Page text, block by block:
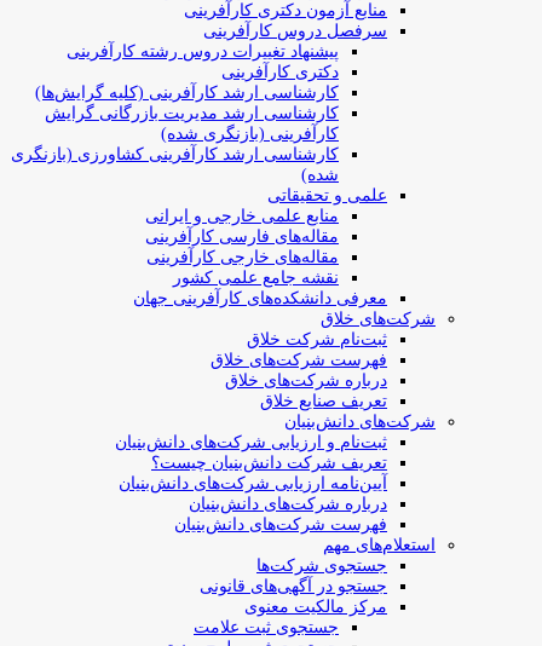
منابع آزمون دکتری کارآفرینی
سرفصل دروس کارآفرینی
پیشنهاد تغییرات دروس رشته کارآفرینی
دکتری کارآفرینی
کارشناسی ارشد کارآفرینی (کلیه گرایش‌ها)
کارشناسی ارشد مدیریت بازرگانی گرایش
کارآفرینی (بازنگری شده)
کارشناسی ارشد کارآفرینی کشاورزی (بازنگری
شده)
علمی و تحقیقاتی
منابع علمی خارجی و ایرانی
مقاله‌های فارسی کارآفرینی
مقاله‌های خارجی کارآفرینی
نقشه جامع علمی کشور
معرفی دانشکده‌های کارآفرینی جهان
شرکت‌های خلاق
ثبت‌نام شرکت خلاق
فهرست شرکت‌های خلاق
درباره شرکت‌های خلاق
تعریف صنایع خلاق
شرکت‌های دانش‌بنیان
ثبت‌نام و ارزیابی شرکت‌های دانش‌بنیان
تعریف شرکت دانش‌بنیان چیست؟
آیین‌نامه ارزیابی شرکت‌های دانش‌بنیان
درباره شرکت‌های دانش‌بنیان
فهرست شرکت‌های دانش‌بنیان
استعلام‌های مهم
جستجوی شرکت‌ها
جستجو در آگهی‌های قانونی
مرکز مالکیت معنوی
جستجوی ثبت علامت